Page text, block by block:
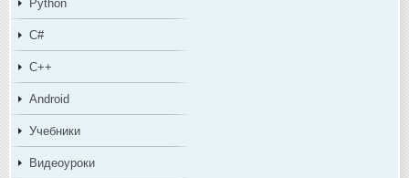
Python
C#
C++
Android
Учебники
Видеоуроки